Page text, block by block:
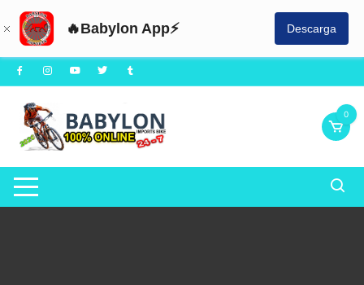
🔥Babylon App⚡ Descarga
Saltar
al
contenido
0